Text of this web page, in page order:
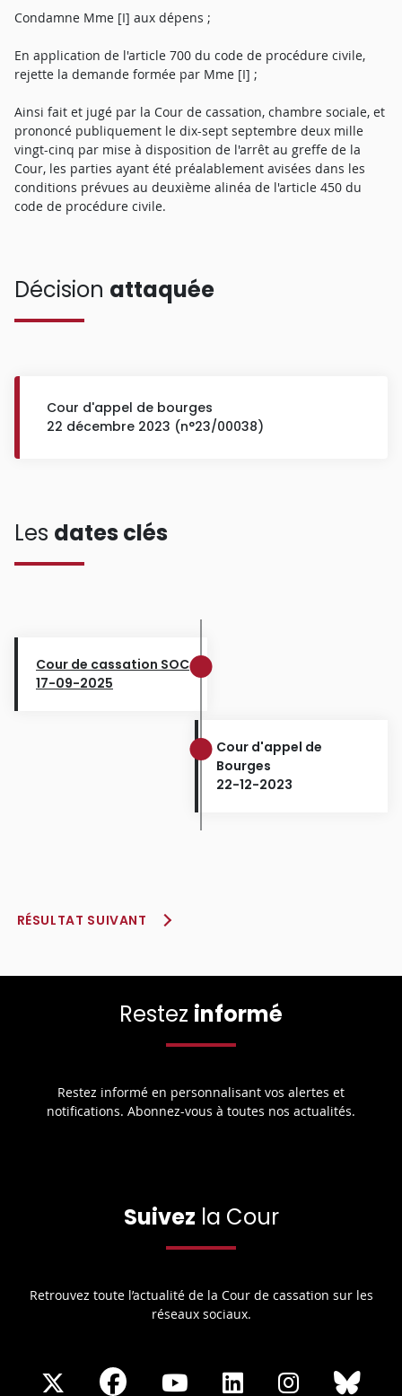
Condamne Mme [I] aux dépens ;
En application de l'article 700 du code de procédure civile,
rejette la demande formée par Mme [I] ;
Ainsi fait et jugé par la Cour de cassation, chambre sociale, et
prononcé publiquement le dix-sept septembre deux mille
vingt-cinq par mise à disposition de l'arrêt au greffe de la
Cour, les parties ayant été préalablement avisées dans les
conditions prévues au deuxième alinéa de l'article 450 du
code de procédure civile.
Décision attaquée
Cour d'appel de bourges
22 décembre 2023 (n°23/00038)
Les dates clés
Cour de cassation SOC
17-09-2025
Cour d'appel de
Bourges
22-12-2023
RÉSULTAT SUIVANT
Restez informé
Restez informé en personnalisant vos alertes et
notifications. Abonnez-vous à toutes nos actualités.
Suivez la Cour
Retrouvez toute l’actualité de la Cour de cassation sur les
réseaux sociaux.
ShareShare
Share
Share
Share